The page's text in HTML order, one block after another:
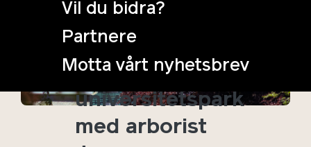
Vil du bidra?
Partnere
Motta vårt nyhetsbrev
Tretur:
Parkvandring i
Norges vakreste
universitetspark
med arborist